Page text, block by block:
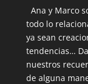
Ana y Marco
todo lo
ya sean
tendencias…
nuestros
de alguna